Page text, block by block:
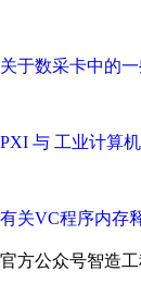
关于数采卡中的
PXI 与 工业计算
有关VC程序内存
官方公众号智造